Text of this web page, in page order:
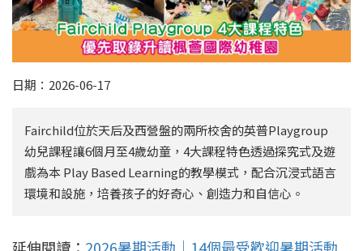
日期：2026-06-17
Fairchild位於天后及西營盤的兩所校舍的英普Playgroup
幼兒課程讓6個月至4歲幼童，4大課程特色透過探究式及遊
戲為本 Play Based Learning的教學模式，配合沉浸式語言
環境和設施，培養孩子的好奇心、創造力和自信心。